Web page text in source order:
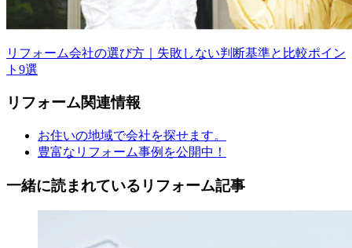
リフォーム会社の選び方｜失敗しない判断基準と比較ポイン
ト9選
リフォーム関連情報
お住いの地域で会社を探せます。
豊富なリフォーム事例を公開中！
一緒に読まれている リフォーム記事